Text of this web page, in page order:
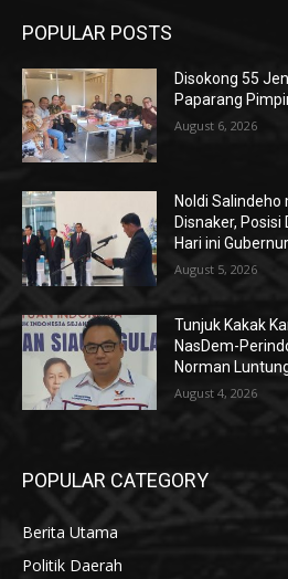
POPULAR POSTS
Disokong 55
Paparang
August 6, 2026
Noldi Salindeho
Disnaker, Posisi
Hari ini
August 5, 2026
Tunjuk Kakak
NasDem-
Norman
August 4, 2026
POPULAR CATEGORY
Berita Utama
Politik Daerah